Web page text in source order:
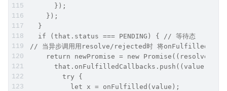
      });
    });
  }
  if (that.status === PENDING) { // 等待态
// 当异步调⽤用resolve/rejected时 将onFulfilled/
return newPromise = new Promise((resolve,
that.onFulfilledCallbacks.push((value) =>
        try {
          let x = onFulfilled(value);